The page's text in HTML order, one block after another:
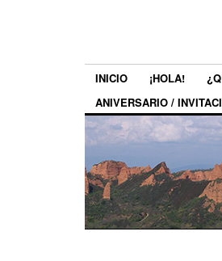
INICIO ¡HOLA!
ANIVERSARIO /